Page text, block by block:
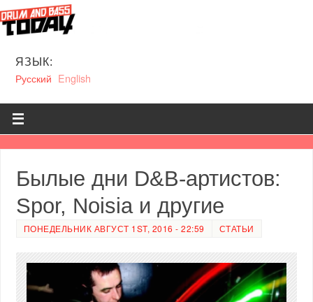
ЯЗЫК:
Русский English
Былые дни D&B-артистов:
Spor, Noisia и другие
ПОНЕДЕЛЬНИК АВГУСТ 1ST, 2016 - 22:59 СТАТЬИ